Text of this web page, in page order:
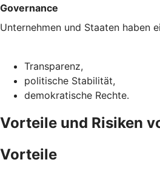
Governance
Unternehmen und Staaten haben
Transparenz,
politische Stabilität,
demokratische Rechte.
Vorteile und Risiken
Vorteile